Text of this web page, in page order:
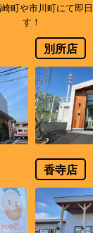
町や市川町にて即
す！
別所店
香寺店